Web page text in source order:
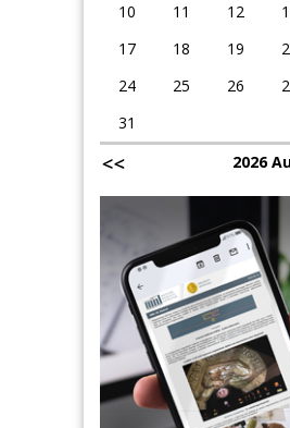
10
11 12
17
18 19
24
25 26
31
2026